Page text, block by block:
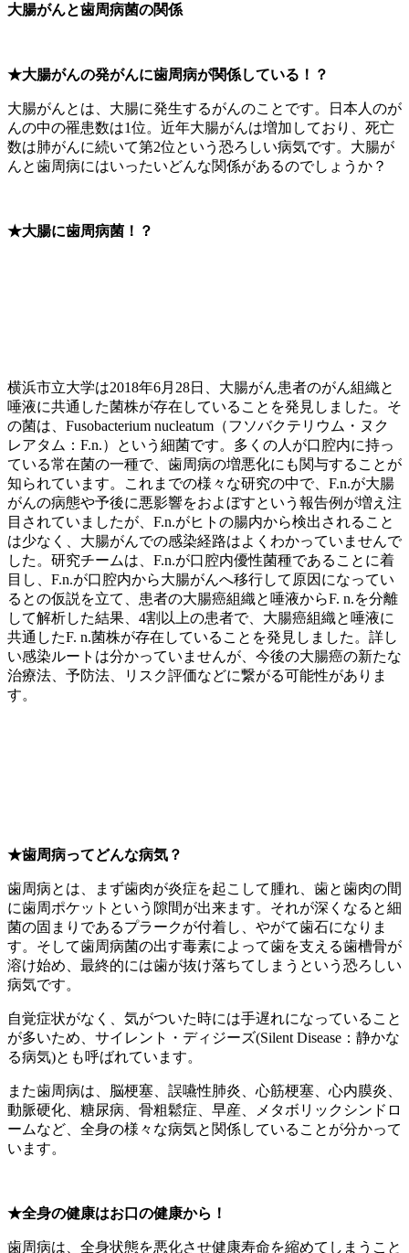
大腸がんと歯周病菌の関係
★大腸がんの発がんに歯周病が関係している！？
大腸がんとは、大腸に発生するがんのことです。日本人のが
んの中の罹患数は1位。近年大腸がんは増加しており、死亡
数は肺がんに続いて第2位という恐ろしい病気です。大腸が
んと歯周病にはいったいどんな関係があるのでしょうか？
★大腸に歯周病菌！？
横浜市立大学は2018年6月28日、大腸がん患者のがん組織と
唾液に共通した菌株が存在していることを発見しました。そ
の菌は、Fusobacterium nucleatum（フソバクテリウム・ヌク
レアタム：F.n.）という細菌です。多くの人が口腔内に持っ
ている常在菌の一種で、歯周病の増悪化にも関与することが
知られています。これまでの様々な研究の中で、F.n.が大腸
がんの病態や予後に悪影響をおよぼすという報告例が増え注
目されていましたが、F.n.がヒトの腸内から検出されること
は少なく、大腸がんでの感染経路はよくわかっていませんで
した。研究チームは、F.n.が口腔内優性菌種であることに着
目し、F.n.が口腔内から大腸がんへ移行して原因になってい
るとの仮説を立て、患者の大腸癌組織と唾液からF. n.を分離
して解析した結果、4割以上の患者で、大腸癌組織と唾液に
共通したF. n.菌株が存在していることを発見しました。詳し
い感染ルートは分かっていませんが、今後の大腸癌の新たな
治療法、予防法、リスク評価などに繋がる可能性がありま
す。
★歯周病ってどんな病気？
歯周病とは、まず歯肉が炎症を起こして腫れ、歯と歯肉の間
に歯周ポケットという隙間が出来ます。それが深くなると細
菌の固まりであるプラークが付着し、やがて歯石になりま
す。そして歯周病菌の出す毒素によって歯を支える歯槽骨が
溶け始め、最終的には歯が抜け落ちてしまうという恐ろしい
病気です。
自覚症状がなく、気がついた時には手遅れになっていること
が多いため、サイレント・ディジーズ(Silent Disease：静かな
る病気)とも呼ばれています。
また歯周病は、脳梗塞、誤嚥性肺炎、心筋梗塞、心内膜炎、
動脈硬化、糖尿病、骨粗鬆症、早産、メタボリックシンドロ
ームなど、全身の様々な病気と関係していることが分かって
います。
★全身の健康はお口の健康から！
歯周病は、全身状態を悪化させ健康寿命を縮めてしまうこと